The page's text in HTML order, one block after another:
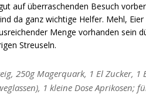
auf überraschenden Besuch
da ganz wichtige Helfer. Mehl,
Menge vorhanden sein
Streuseln.
250g Magerquark, 1 El Zucker, 1
1 kleine Dose Aprikosen;